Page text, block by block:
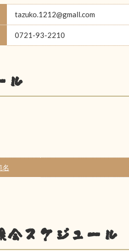
tazuko.1212@gmall.com
0721-93-2210
ル
名
会スケジュール